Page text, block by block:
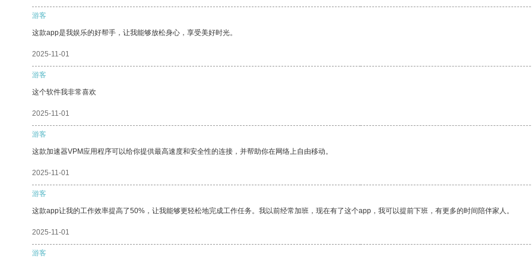
游客
这款app是我娱乐的好帮手，让我能够放松身心，享受美好时光。
2025-11-01
游客
这个软件我非常喜欢
2025-11-01
游客
这款加速器VPM应用程序可以给你提供最高速度和安全性的连接，并帮助你在网络上自由移动。
2025-11-01
游客
这款app让我的工作效率提高了50%，让我能够更轻松地完成工作任务。我以前经常加班，现在有了这个app，我可以提前下班，有更多的时间陪伴家人。
2025-11-01
游客